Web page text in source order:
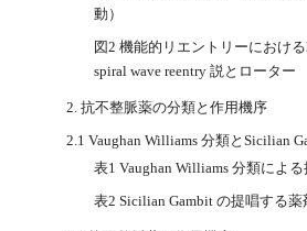
動）
図2 機能的リエントリーにおける
spiral wave reentry 説とローター
2. 抗不整脈薬の分類と作用機序
2.1 Vaughan Williams 分類とSicilian
表1 Vaughan Williams 分類によ
表2 Sicilian Gambit の提唱する薬